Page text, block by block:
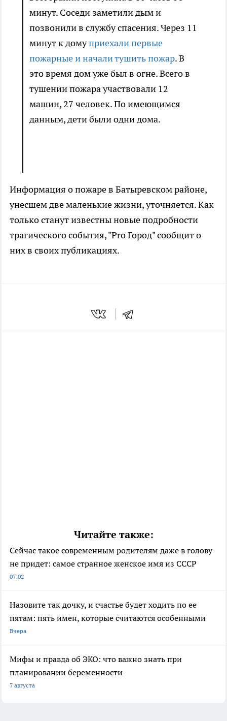
минут. Соседи заметили дым и
позвонили в службу спасения. Через 11
минут к домуприехали первые
пожарные и начали тушить пожар. В
это время дом уже был в огне. Всего в
тушении пожара участвовали 12
машин, 27 человек. По имеющимся
данным, дети были одни дома.
Информация о пожаре в Батыревском районе,
унесшем две маленькие жизни, уточняется. Как
только станут известны новые подробности
трагического события, "Pro Город" сообщит о
них в своих публикациях.
Читайте также:
Сейчас такое современным родителям даже в голову
не придет: самое странное женское имя из СССР
07:02
Назовите так дочку, и счастье будет ходить по ее
пятам: пять имен, которые считаются особенными
Вчера
Мифы и правда об ЭКО: что важно знать при
планировании беременности
7 августа